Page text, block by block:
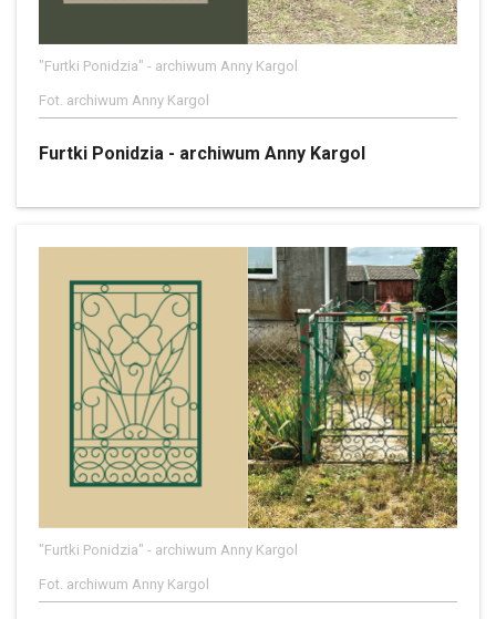
"Furtki Ponidzia" - archiwum Anny Kargol
Fot. archiwum Anny Kargol
Furtki Ponidzia - archiwum Anny Kargol
"Furtki Ponidzia" - archiwum Anny Kargol
Fot. archiwum Anny Kargol